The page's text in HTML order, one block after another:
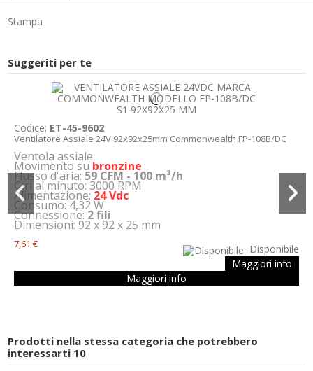
Stampa
Suggeriti per te
Codice: ET-45-9602
Ventilatore Assiale 24V 92x92x25mm Commonwealth FP-108B/DC
Ventola assiale
Movimento su bronzine
Flusso d'aria: 59 CFM - 100 m³/h
Giri al minuto: 3000 RPM
Alimentazione: 24 Vdc
Consumo: 4,32 W
Connessione: 2 fili
Dimensioni: 92 x 92 x 25 mm
7,61 €
Disponibile
Maggiori info
Maggiori info
Prodotti nella stessa categoria che potrebbero
interessarti 10